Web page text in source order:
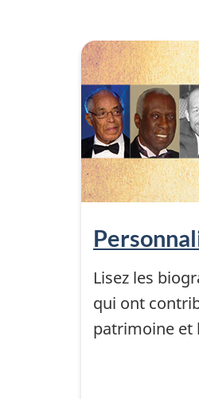
h
s
Lisez les
qui ont
patrimoine et